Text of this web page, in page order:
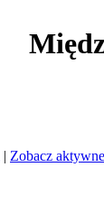
| Zobacz